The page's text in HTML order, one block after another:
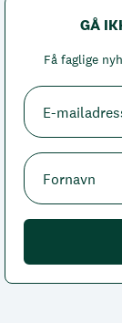
GÅ
Få faglige